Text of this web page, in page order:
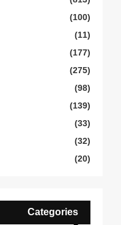
(100)
(11)
(177)
(275)
(98)
(139)
(33)
(32)
(20)
Categories